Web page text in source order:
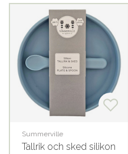
Summerville
Tallrik och sked silikon